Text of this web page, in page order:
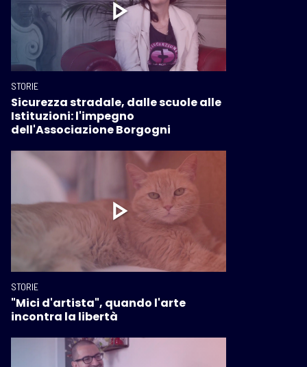
STORIE
Sicurezza stradale, dalle scuole alle
Istituzioni: l'impegno
dell'Associazione Borgogni
STORIE
"Mici d'artista", quando l'arte
incontra la libertà